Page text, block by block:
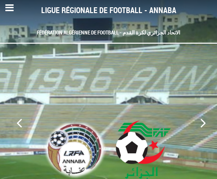
LIGUE RÉGIONALE DE FOOTBALL - ANNABA
FÉDÉRATION ALGÉRIENNE DE FOOTBALL - الاتحاد الجزائري لكرة القدم